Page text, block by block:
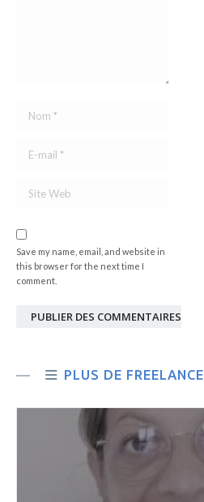
Nom *
E-mail *
Site Web
Save my name, email, and website in
this browser for the next time I
comment.
PUBLIER DES COMMENTAIRES
PLUS DE FREELANCE